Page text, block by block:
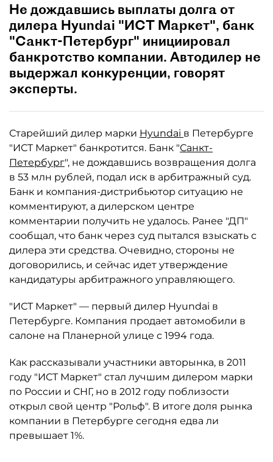
Не дождавшись выплаты долга от
дилера Hyundai "ИСТ Маркет", банк
"Санкт-Петербург" инициировал
банкротство компании. Автодилер не
выдержал конкуренции, говорят
эксперты.
Старейший дилер марки Hyundai в Петербурге
"ИСТ Маркет" банкротится. Банк "Санкт-
Петербург", не дождавшись возвращения долга
в 53 млн рублей, подал иск в арбитражный суд.
Банк и компания-дистрибьютор ситуацию не
комментируют, а дилерском центре
комментарии получить не удалось. Ранее "ДП"
сообщал, что банк через суд пытался взыскать с
дилера эти средства. Очевидно, стороны не
договорились, и сейчас идет утверждение
кандидатуры арбитражного управляющего.
"ИСТ Маркет" — первый дилер Hyundai в
Петербурге. Компания продает автомобили в
салоне на Планерной улице с 1994 года.
Как рассказывали участники авторынка, в 2011
году "ИСТ Маркет" стал лучшим дилером марки
по России и СНГ, но в 2012 году поблизости
открыл свой центр "Рольф". В итоге доля рынка
компании в Петербурге сегодня едва ли
превышает 1%.